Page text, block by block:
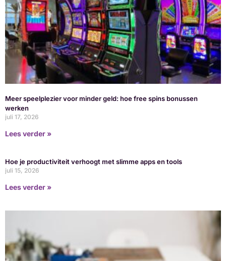
Meer speelplezier voor minder geld: hoe free spins bonussen
werken
juli 17, 2026
Lees verder »
Hoe je productiviteit verhoogt met slimme apps en tools
juli 15, 2026
Lees verder »